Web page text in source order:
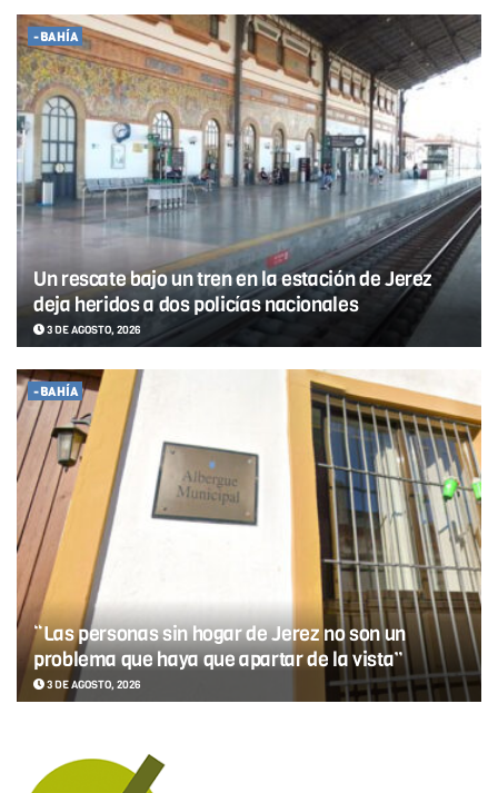
-BAHÍA
Un rescate bajo un tren en la estación de Jerez
deja heridos a dos policías nacionales
3 DE AGOSTO, 2026
-BAHÍA
“Las personas sin hogar de Jerez no son un
problema que haya que apartar de la vista”
3 DE AGOSTO, 2026